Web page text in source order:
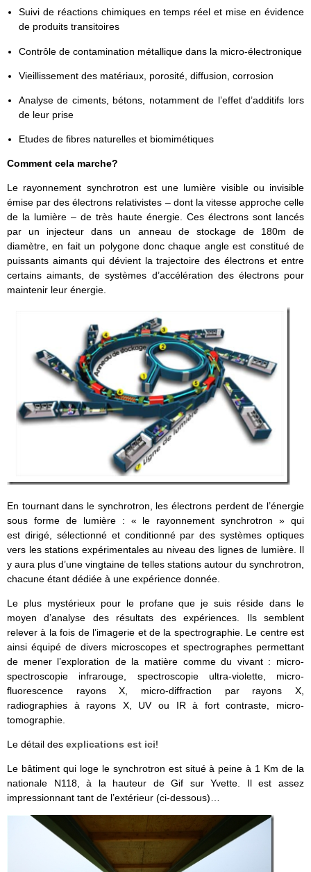
Suivi de réactions chimiques en temps réel et mise en évidence
de produits transitoires
Contrôle de contamination métallique dans la micro-électronique
Vieillissement des matériaux, porosité, diffusion, corrosion
Analyse de ciments, bétons, notamment de l’effet d’additifs lors
de leur prise
Etudes de fibres naturelles et biomimétiques
Comment cela marche?
Le rayonnement synchrotron est une lumière visible ou invisible
émise par des électrons relativistes – dont la vitesse approche celle
de la lumière – de très haute énergie. Ces électrons sont lancés
par un injecteur dans un anneau de stockage de 180m de
diamètre, en fait un polygone donc chaque angle est constitué de
puissants aimants qui dévient la trajectoire des électrons et entre
certains aimants, de systèmes d’accélération des électrons pour
maintenir leur énergie.
En tournant dans le synchrotron, les électrons perdent de l’énergie
sous forme de lumière : « le rayonnement synchrotron » qui
est dirigé, sélectionné et conditionné par des systèmes optiques
vers les stations expérimentales au niveau des lignes de lumière. Il
y aura plus d’une vingtaine de telles stations autour du synchrotron,
chacune étant dédiée à une expérience donnée.
Le plus mystérieux pour le profane que je suis réside dans le
moyen d’analyse des résultats des expériences. Ils semblent
relever à la fois de l’imagerie et de la spectrographie. Le centre est
ainsi équipé de divers microscopes et spectrographes permettant
de mener l’exploration de la matière comme du vivant : micro-
spectroscopie infrarouge, spectroscopie ultra-violette, micro-
fluorescence rayons X, micro-diffraction par rayons X,
radiographies à rayons X, UV ou IR à fort contraste, micro-
tomographie.
Le détail des explications est ici!
Le bâtiment qui loge le synchrotron est situé à peine à 1 Km de la
nationale N118, à la hauteur de Gif sur Yvette. Il est assez
impressionnant tant de l’extérieur (ci-dessous)…